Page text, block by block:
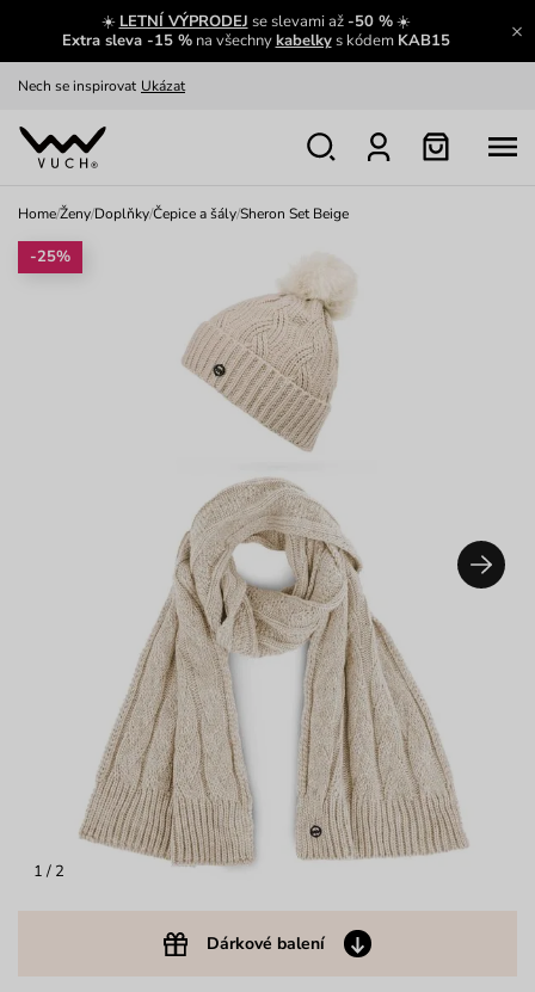
☀️ LETNÍ VÝPRODEJ se slevami až -50 %☀️
Extra sleva -15 %na všechnykabelkys kódem KAB15
Výměna a vrácení zdarma Zobrazit
Oblíbenci jsou zpět Prohlédnout
Home/Ženy/Doplňky/Čepice a šály/Sheron Set Beige
1 / 2
Dárkové balení
-25%